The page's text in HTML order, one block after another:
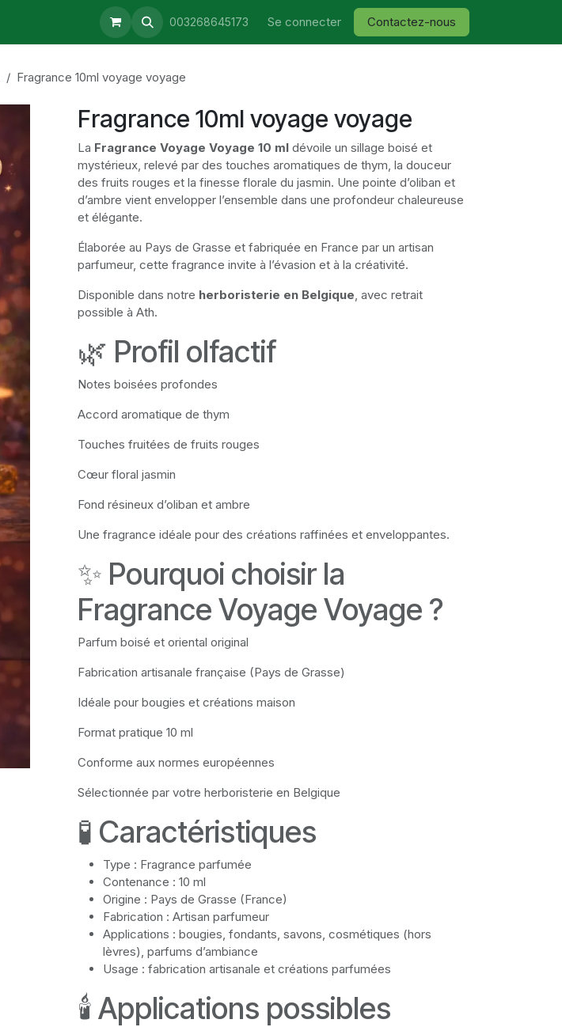
Retrait & Livraison Blog 003268645173 Se connecter Contactez-nous
Fragrance 10ml voyage voyage
Fragrance 10ml voyage voyage
La Fragrance Voyage Voyage 10 ml dévoile un sillage boisé et
mystérieux, relevé par des touches aromatiques de thym, la douceur
des fruits rouges et la finesse florale du jasmin. Une pointe d’oliban et
d’ambre vient envelopper l’ensemble dans une profondeur chaleureuse
et élégante.
Élaborée au Pays de Grasse et fabriquée en France par un artisan
parfumeur, cette fragrance invite à l’évasion et à la créativité.
Disponible dans notre herboristerie en Belgique, avec retrait
possible à Ath.
🌿 Profil olfactif
Notes boisées profondes
Accord aromatique de thym
Touches fruitées de fruits rouges
Cœur floral jasmin
Fond résineux d’oliban et ambre
Une fragrance idéale pour des créations raffinées et enveloppantes.
✨ Pourquoi choisir la
Fragrance Voyage Voyage ?
Parfum boisé et oriental original
Fabrication artisanale française (Pays de Grasse)
Idéale pour bougies et créations maison
Format pratique 10 ml
Conforme aux normes européennes
Sélectionnée par votre herboristerie en Belgique
🧪 Caractéristiques
Type : Fragrance parfumée
Contenance : 10 ml
Origine : Pays de Grasse (France)
Fabrication : Artisan parfumeur
Applications : bougies, fondants, savons, cosmétiques (hors
lèvres), parfums d’ambiance
Usage : fabrication artisanale et créations parfumées
🕯 Applications possibles